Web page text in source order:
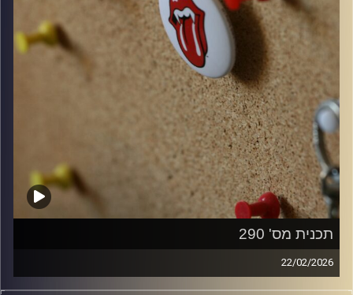
תכנית מס' 290
22/02/2026
קלאסיקות רוק עם אורן הוף.